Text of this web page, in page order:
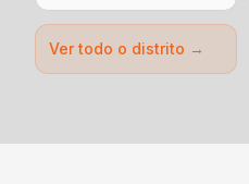
Ver todo o distrito →